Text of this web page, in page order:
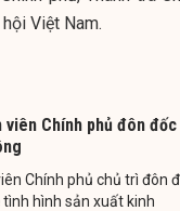
Việt Nam.
Chính phủ đôn đốc
Chính phủ chủ trì đôn
hình sản xuất kinh